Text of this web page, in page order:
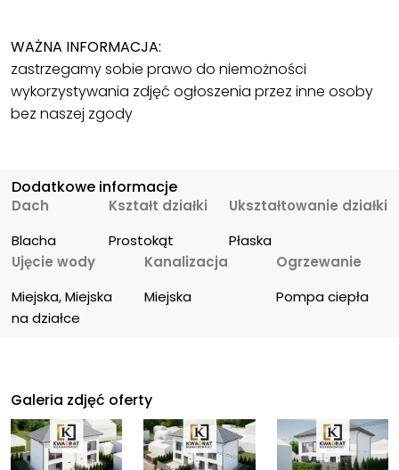
WAŻNA INFORMACJA:
zastrzegamy sobie prawo do niemożności
wykorzystywania zdjęć ogłoszenia przez inne osoby
bez naszej zgody
Dodatkowe informacje
Dach
Blacha
Kształt działki
Prostokąt
Ukształtowanie działki
Płaska
Ujęcie wody
Miejska, Miejska
na działce
Kanalizacja
Miejska
Ogrzewanie
Pompa ciepła
Galeria zdjęć oferty